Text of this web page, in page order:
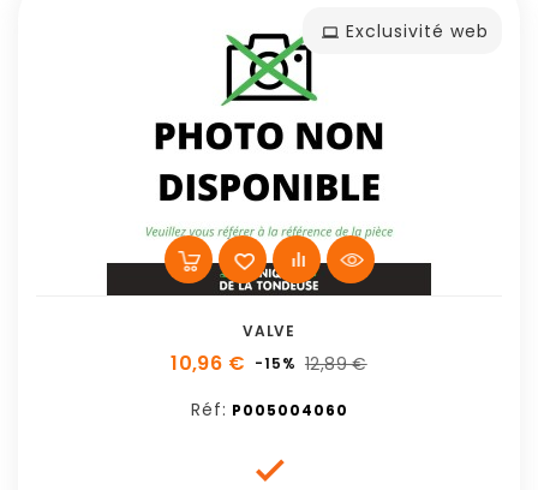
Exclusivité web
VALVE
10,96 € -15% 12,89 €
Réf: P005004060
